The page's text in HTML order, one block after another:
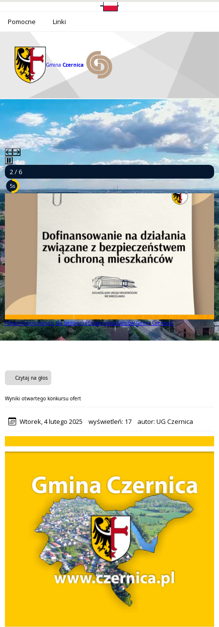
Pomocne Linki
Gmina Czernica
2 / 6
3s
Ponad milion złotych dla bezpieczeństwa mieszkańców Gminy Czernica!
Ponad milion złotych dla bezpieczeństwa mieszkańców Gminy Czernica!
Czytaj na głos
Wyniki otwartego konkursu ofert
Wtorek, 4 lutego 2025 wyświetleń: 17 autor: UG Czernica